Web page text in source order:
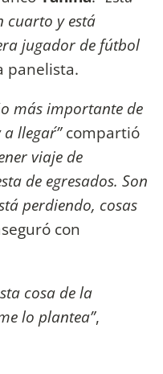
cuarto y está
jugador de fútbol
panelista.
más importante de
llegar´”compartió
viaje de
de egresados. Son
perdiendo, cosas
con
cosa de la
lo plantea”,